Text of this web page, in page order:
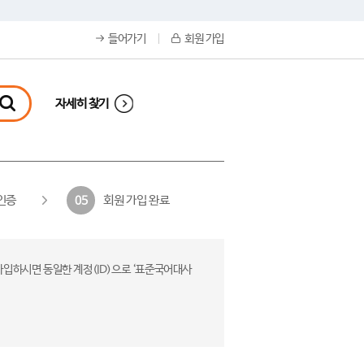
들어가기 회원 가입
자세히 찾기
증 05 회원 가입 완료
하시면 동일한 계정(ID)으로 ‘표준국어대사